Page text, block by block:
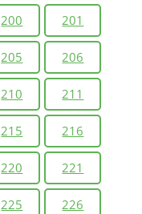
200 201
205 206
210 211
215 216
220 221
225 226